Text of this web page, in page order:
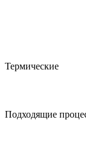
Термические
Подходящие